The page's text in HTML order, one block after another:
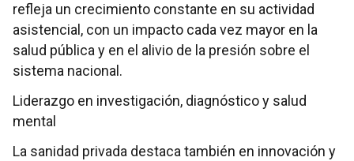
refleja un crecimiento constante en su actividad
asistencial, con un impacto cada vez mayor en la
salud pública y en el alivio de la presión sobre el
sistema nacional.
Liderazgo en investigación, diagnóstico y salud
mental
La sanidad privada destaca también en innovación y